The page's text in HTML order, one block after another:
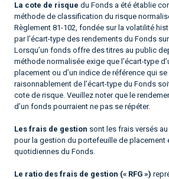
La cote de risque du Fonds a été établie
méthode de classification du risque
Règlement 81-102, fondée sur la volatilité
par l’écart-type des rendements du Fonds
Lorsqu’un fonds offre des titres au public
méthode normalisée exige que l’écart-type
placement ou d’un indice de référence qui
raisonnablement de l’écart-type du Fonds
cote de risque. Veuillez noter que le
d’un fonds pourraient ne pas se répéter.
Les frais de gestion sont les frais versés
pour la gestion du portefeuille de placement
quotidiennes du Fonds.
Le ratio des frais de gestion (« RFG »)